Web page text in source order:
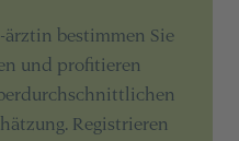
bestimmen Sie
und profitieren
Registrieren